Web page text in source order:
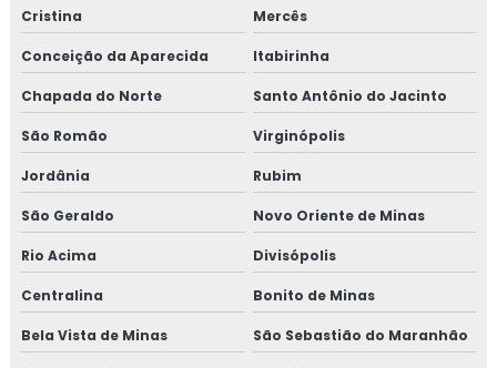
Cristina Mercês
Conceição da Aparecida Itabirinha
Chapada do Norte Santo Antônio do Jacinto
São Romão Virginópolis
Jordânia Rubim
São Geraldo Novo Oriente de Minas
Rio Acima Divisópolis
Centralina Bonito de Minas
Bela Vista de Minas São Sebastião do Maranhão